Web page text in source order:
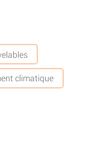
climatique